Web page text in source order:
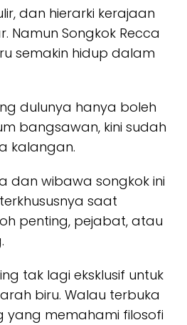
dan hierarki kerajaan
Namun Songkok Recca
semakin hidup dalam
dulunya hanya boleh
bangsawan, kini sudah
kalangan.
dan wibawa songkok ini
saat
penting, pejabat, atau
tak lagi eksklusif untuk
biru. Walau terbuka
yang memahami filosofi